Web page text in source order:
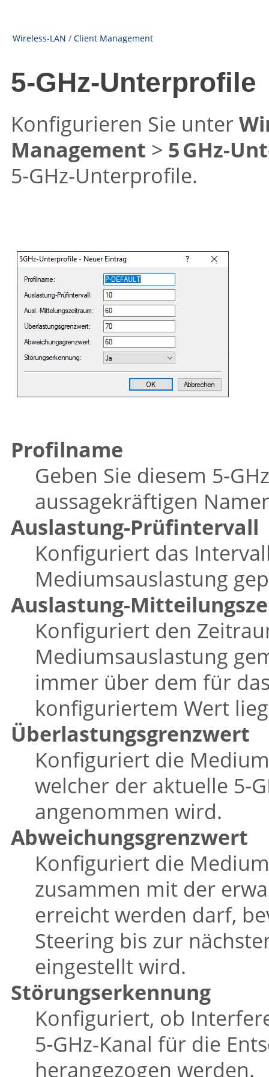
Wireless-LAN / Client Management
5‑GHz-Unterprofile
Konfigurieren Sie unter
Management > 5 GHz-
5‑GHz-Unterprofile.
Profilname
Geben Sie diesem
aussagekräftigen
Auslastung-Prüfintervall
Konfiguriert das
Mediumsauslastung
Auslastung-
Konfiguriert den
Mediumsauslastung
immer über dem für
konfiguriertem Wert
Überlastungsgrenzwert
Konfiguriert die
welcher der aktuelle
angenommen wird.
Abweichungsgrenzwert
Konfiguriert die
zusammen mit der
erreicht werden darf,
Steering bis zur
eingestellt wird.
Störungserkennung
Konfiguriert, ob
5‑GHz-Kanal für die
herangezogen werden.